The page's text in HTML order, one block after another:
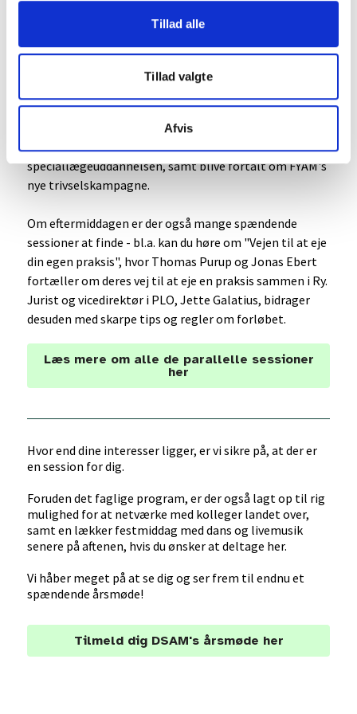
Tillad alle
Tillad valgte
Afvis
Om formiddagen afholder FYAM's formand, Malene
Nepper, og FYAM's næstformand, Daniel Staal Nyboe,
for uddannelseslæger". Her vil der komme
både konkrete greb til arbejdsglæde, der kan
implementeres allerede under
speciallægeuddannelsen, samt blive fortalt om FYAM's
nye trivselskampagne.
Om eftermiddagen er der også mange spændende
sessioner at finde - bl.a. kan du høre om "Vejen til at eje
din egen praksis", hvor Thomas Purup og Jonas Ebert
fortæller om deres vej til at eje en praksis sammen i Ry.
Jurist og vicedirektør i PLO, Jette Galatius, bidrager
desuden med skarpe tips og regler om forløbet.
Læs mere om alle de parallelle sessioner
her
Hvor end dine interesser ligger, er vi sikre på, at der er
en session for dig.
Foruden det faglige program, er der også lagt op til rig
mulighed for at netværke med kolleger landet over,
samt en lækker festmiddag med dans og livemusik
senere på aftenen, hvis du ønsker at deltage her.
Vi håber meget på at se dig og ser frem til endnu et
spændende årsmøde!
Tilmeld dig DSAM's årsmøde her